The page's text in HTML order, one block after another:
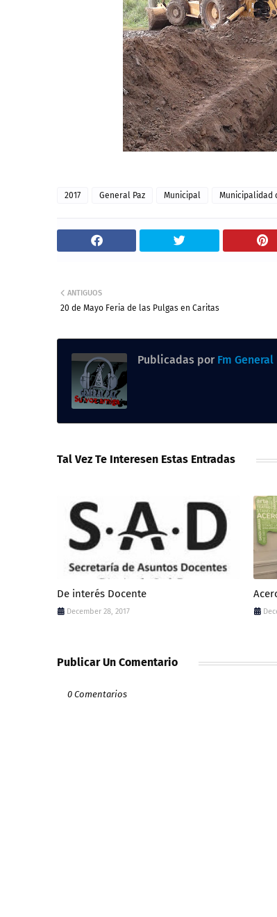
2017 General Paz Municipal Municipalidad
ANTIGUOS
20 de Mayo Feria de las Pulgas en Caritas
Publicadas por Fm General
Tal Vez Te Interesen Estas Entradas
De interés Docente
December 28, 2017
Publicar Un Comentario
0 Comentarios